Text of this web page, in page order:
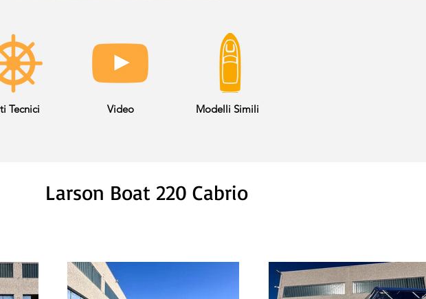
Tecnici Video Modelli Simili
Larson Boat 220 Cabrio